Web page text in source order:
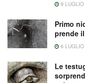
9
Primo
prende
6
Le